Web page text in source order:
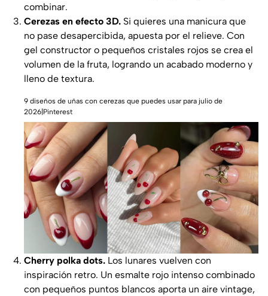
combinar.
Cerezas en efecto 3D. Si quieres una manicura que
no pase desapercibida, apuesta por el relieve. Con
gel constructor o pequeños cristales rojos se crea el
volumen de la fruta, logrando un acabado moderno y
lleno de textura.
9 diseños de uñas con cerezas que puedes usar para julio de
2026|Pinterest
Cherry polka dots. Los lunares vuelven con
inspiración retro. Un esmalte rojo intenso combinado
con pequeños puntos blancos aporta un aire vintage,